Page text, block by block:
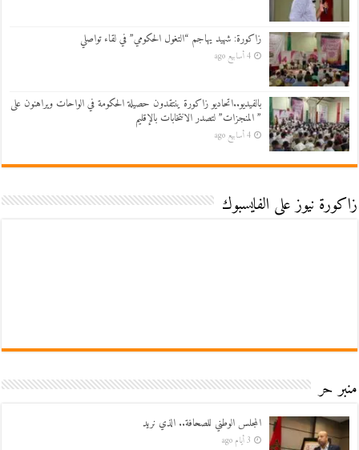
زاكورة: شهيد يهاجم “التغول الحكومي” في لقاء تواصلي
4 أسابيع ago
بالفيديو..اتحاديو زاكورة ينتقدون حصيلة الحكومة في الواحات ويراهنون على
” المنجزات” لتصدر الانتخابات بالإقليم
4 أسابيع ago
زاكورة نيوز على الفايسبوك
منبر حر
المجلس الوطني للصحافة.. الذي نريد
3 أيام ago